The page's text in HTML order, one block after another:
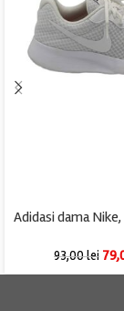
93,00lei